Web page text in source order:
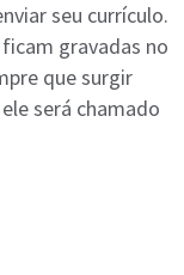
seu currículo.
gravadas no
que surgir
será chamado